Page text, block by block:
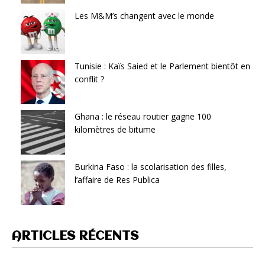
Les M&M’s changent avec le monde
Tunisie : Kaïs Saied et le Parlement bientôt en
conflit ?
Ghana : le réseau routier gagne 100
kilomètres de bitume
Burkina Faso : la scolarisation des filles,
l’affaire de Res Publica
ARTICLES RÉCENTS